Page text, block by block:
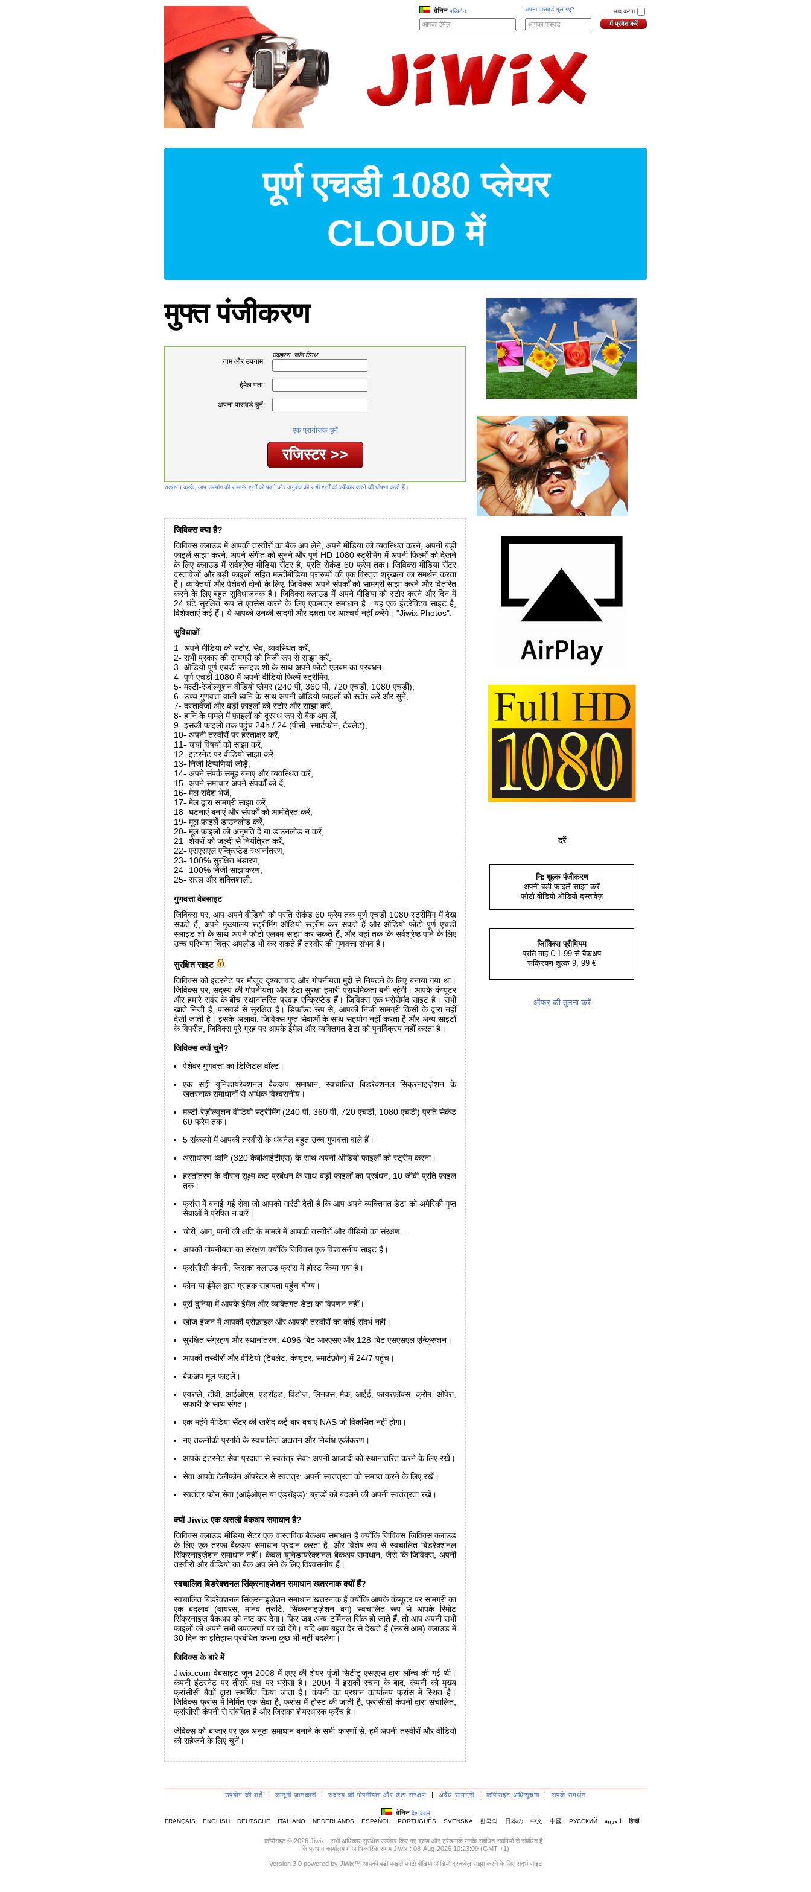
बेनिन परिवर्तन अपना पासवर्ड भूल गए? याद करना
पूर्ण एचडी 1080 प्लेयर
CLOUD में
मुफ्त पंजीकरण
नाम और उपनाम:
उदाहरण: जॉन स्मिथ
ईमेल पता:
अपना पासवर्ड चुनें:
एक प्रायोजक चुनें
सत्यापन करके, आप उपयोग की सामान्य शर्तों को पढ़ने और अनुबंध की सभी शर्तों को स्वीकार करने की घोषणा करते हैं।
जिविक्स क्या है?
जिविक्स क्लाउड में आपकी तस्वीरों का बैक अप लेने, अपने मीडिया को व्यवस्थित करने, अपनी बड़ी
फाइलें साझा करने, अपने संगीत को सुनने और पूर्ण HD 1080 स्ट्रीमिंग में अपनी फिल्मों को देखने
के लिए क्लाउड में सर्वश्रेष्ठ मीडिया सेंटर है, प्रति सेकंड 60 फ्रेम तक। जिविक्स मीडिया सेंटर
दस्तावेजों और बड़ी फाइलों सहित मल्टीमीडिया प्रारूपों की एक विस्तृत श्रृंखला का समर्थन करता
है। व्यक्तियों और पेशेवरों दोनों के लिए, जिविक्स अपने संपर्कों को सामग्री साझा करने और वितरित
करने के लिए बहुत सुविधाजनक है। जिविक्स क्लाउड में अपने मीडिया को स्टोर करने और दिन में
24 घंटे सुरक्षित रूप से एक्सेस करने के लिए एकमात्र समाधान है। यह एक इंटरेक्टिव साइट है,
विशेषताएं कई हैं। ये आपको उनकी सादगी और दक्षता पर आश्चर्य नहीं करेंगे। "Jiwix Photos".
सुविधाओं
1- अपने मीडिया को स्टोर, सेव, व्यवस्थित करें,
2- सभी प्रकार की सामग्री को निजी रूप से साझा करें,
3- ऑडियो पूर्ण एचडी स्लाइड शो के साथ अपने फोटो एलबम का प्रबंधन,
4- पूर्ण एचडी 1080 में अपनी वीडियो फिल्में स्ट्रीमिंग,
5- मल्टी-रेज़ोल्यूशन वीडियो प्लेयर (240 पी, 360 पी, 720 एचडी, 1080 एचडी),
6- उच्च गुणवत्ता वाली ध्वनि के साथ अपनी ऑडियो फ़ाइलों को स्टोर करें और सुनें,
7- दस्तावेजों और बड़ी फ़ाइलों को स्टोर और साझा करें,
8- हानि के मामले में फ़ाइलों को दूरस्थ रूप से बैक अप लें,
9- इसकी फाइलों तक पहुंच 24h / 24 (पीसी, स्मार्टफोन, टैबलेट),
10- अपनी तस्वीरों पर हस्ताक्षर करें,
11- चर्चा विषयों को साझा करें,
12- इंटरनेट पर वीडियो साझा करें,
13- निजी टिप्पणियां जोड़ें,
14- अपने संपर्क समूह बनाएं और व्यवस्थित करें,
15- अपने समाचार अपने संपर्कों को दें,
16- मेल संदेश भेजें,
17- मेल द्वारा सामग्री साझा करें,
18- घटनाएं बनाएं और संपर्कों को आमंत्रित करें,
19- मूल फाइलें डाउनलोड करें,
20- मूल फ़ाइलों को अनुमति दें या डाउनलोड न करें,
21- शेयरों को जल्दी से नियंत्रित करें,
22- एसएसएल एन्क्रिप्टेड स्थानांतरण,
23- 100% सुरक्षित भंडारण,
24- 100% निजी साझाकरण,
25- सरल और शक्तिशाली.
गुणवत्ता वेबसाइट
जिविक्स पर, आप अपने वीडियो को प्रति सेकंड 60 फ्रेम तक पूर्ण एचडी 1080 स्ट्रीमिंग में देख
सकते हैं, अपने मुख्यालय स्ट्रीमिंग ऑडियो स्ट्रीम कर सकते हैं और ऑडियो फोटो पूर्ण एचडी
स्लाइड शो के साथ अपने फोटो एलबम साझा कर सकते हैं, और यहां तक कि सर्वश्रेष्ठ पाने के लिए
उच्च परिभाषा चित्र अपलोड भी कर सकते हैं तस्वीर की गुणवत्ता संभव है।
सुरक्षित साइट
जिविक्स को इंटरनेट पर मौजूद दृश्यतावाद और गोपनीयता मुद्दों से निपटने के लिए बनाया गया था।
जिविक्स पर, सदस्य की गोपनीयता और डेटा सुरक्षा हमारी प्राथमिकता बनी रहेगी। आपके कंप्यूटर
और हमारे सर्वर के बीच स्थानांतरित प्रवाह एन्क्रिप्टेड हैं। जिविक्स एक भरोसेमंद साइट है। सभी
खाते निजी हैं, पासवर्ड से सुरक्षित हैं। डिफ़ॉल्ट रूप से, आपकी निजी सामग्री किसी के द्वारा नहीं
देखी जाती है। इसके अलावा, जिविक्स गुप्त सेवाओं के साथ सहयोग नहीं करता है और अन्य साइटों
के विपरीत, जिविक्स पूरे ग्रह पर आपके ईमेल और व्यक्तिगत डेटा को पुनर्विक्रय नहीं करता है।
जिविक्स क्यों चुनें?
पेशेवर गुणवत्ता का डिजिटल वॉल्ट।
एक सही यूनिडायरेक्शनल बैकअप समाधान, स्वचालित बिडरेक्शनल सिंक्रनाइज़ेशन के
खतरनाक समाधानों से अधिक विश्वसनीय।
मल्टी-रेज़ोल्यूशन वीडियो स्ट्रीमिंग (240 पी, 360 पी, 720 एचडी, 1080 एचडी) प्रति सेकंड
60 फ्रेम तक।
5 संकल्पों में आपकी तस्वीरों के थंबनेल बहुत उच्च गुणवत्ता वाले हैं।
असाधारण ध्वनि (320 केबीआईटीएस) के साथ अपनी ऑडियो फाइलों को स्ट्रीम करना।
हस्तांतरण के दौरान सूक्ष्म कट प्रबंधन के साथ बड़ी फाइलों का प्रबंधन, 10 जीबी प्रति फ़ाइल
तक।
फ्रांस में बनाई गई सेवा जो आपको गारंटी देती है कि आप अपने व्यक्तिगत डेटा को अमेरिकी गुप्त
सेवाओं में प्रेषित न करें।
चोरी, आग, पानी की क्षति के मामले में आपकी तस्वीरों और वीडियो का संरक्षण ...
आपकी गोपनीयता का संरक्षण क्योंकि जिविक्स एक विश्वसनीय साइट है।
फ्रांसीसी कंपनी, जिसका क्लाउड फ्रांस में होस्ट किया गया है।
फोन या ईमेल द्वारा ग्राहक सहायता पहुंच योग्य।
पूरी दुनिया में आपके ईमेल और व्यक्तिगत डेटा का विपणन नहीं।
खोज इंजन में आपकी प्रोफ़ाइल और आपकी तस्वीरों का कोई संदर्भ नहीं।
सुरक्षित संग्रहण और स्थानांतरण: 4096-बिट आरएसए और 128-बिट एसएसएल एन्क्रिप्शन।
आपकी तस्वीरों और वीडियो (टैबलेट, कंप्यूटर, स्मार्टफ़ोन) में 24/7 पहुंच।
बैकअप मूल फाइलें।
एयरप्ले, टीवी, आईओएस, एंड्रॉइड, विंडोज, लिनक्स, मैक, आईई, फ़ायरफ़ॉक्स, क्रोम, ओपेरा,
सफारी के साथ संगत।
एक महंगे मीडिया सेंटर की खरीद कई बार बचाएं NAS जो विकसित नहीं होगा।
नए तकनीकी प्रगति के स्वचालित अद्यतन और निर्बाध एकीकरण।
आपके इंटरनेट सेवा प्रदाता से स्वतंत्र सेवा: अपनी आजादी को स्थानांतरित करने के लिए रखें।
सेवा आपके टेलीफोन ऑपरेटर से स्वतंत्र: अपनी स्वतंत्रता को समाप्त करने के लिए रखें।
स्वतंत्र फोन सेवा (आईओएस या एंड्रॉइड): ब्रांडों को बदलने की अपनी स्वतंत्रता रखें।
क्यों Jiwix एक असली बैकअप समाधान है?
जिविक्स क्लाउड मीडिया सेंटर एक वास्तविक बैकअप समाधान है क्योंकि जिविक्स जिविक्स क्लाउड
के लिए एक तरफा बैकअप समाधान प्रदान करता है, और विशेष रूप से स्वचालित बिडरेक्शनल
सिंक्रनाइज़ेशन समाधान नहीं। केवल यूनिडायरेक्शनल बैकअप समाधान, जैसे कि जिविक्स, अपनी
तस्वीरों और वीडियो का बैक अप लेने के लिए विश्वसनीय हैं।
स्वचालित बिडरेक्शनल सिंक्रनाइज़ेशन समाधान खतरनाक क्यों हैं?
स्वचालित बिडरेक्शनल सिंक्रनाइज़ेशन समाधान खतरनाक हैं क्योंकि आपके कंप्यूटर पर सामग्री का
एक बदलाव (वायरस, मानव त्रुटि, सिंक्रनाइज़ेशन बग) स्वचालित रूप से आपके रिमोट
सिंक्रनाइज़ बैकअप को नष्ट कर देगा। फिर जब अन्य टर्मिनल सिंक हो जाते हैं, तो आप अपनी सभी
फाइलों को अपने सभी उपकरणों पर खो देंगे। यदि आप बहुत देर से देखते हैं (सबसे आम) क्लाउड में
30 दिन का इतिहास प्रबंधित करना कुछ भी नहीं बदलेगा।
जिविक्स के बारे में
Jiwix.com वेबसाइट जून 2008 में एएए की शेयर पूंजी सिटीटू एसएएस द्वारा लॉन्च की गई थी।
कंपनी इंटरनेट पर तीसरे पक्ष पर भरोसा है। 2004 में इसकी रचना के बाद, कंपनी को मुख्य
फ्रांसीसी बैंकों द्वारा समर्थित किया जाता है। कंपनी का प्रधान कार्यालय फ्रांस में स्थित है।
जिविक्स फ्रांस में निर्मित एक सेवा है, फ्रांस में होस्ट की जाती है, फ्रांसीसी कंपनी द्वारा संचालित,
फ्रांसीसी कंपनी से संबंधित है और जिसका शेयरधारक फ्रेंच है।
जेविक्स को बाजार पर एक अनूठा समाधान बनाने के सभी कारणों से, हमें अपनी तस्वीरों और वीडियो
को सहेजने के लिए चुनें।
दरें
नि: शुल्क पंजीकरण
अपनी बड़ी फाइलें साझा करें
फोटो वीडियो ऑडियो दस्तावेज़
जिवििक्स प्रीमियम
प्रति माह € 1.99 से बैकअप
सक्रियण शुल्क 9, 99 €
ऑफ़र की तुलना करें
उपयोग की शर्तें | कानूनी जानकारी | सदस्य की गोपनीयता और डेटा संरक्षण | अवैध सामग्री | कॉपीराइट अधिसूचना | संपर्क समर्थन
बेनिन देश बदलें
FRANÇAIS
ENGLISH DEUTSCHE ITALIANO NEDERLANDS ESPAÑOL PORTUGUÊS SVENSKA 한국의 日本の 中文 中國 РУССКИЙ العربية हिन्दी
कॉपीराइट © 2026 Jiwix - सभी अधिकार सुरक्षित उल्लेख किए गए ब्रांड और ट्रेडमार्क उनके संबंधित स्वामियों से संबंधित हैं।
के प्रधान कार्यालय में आधिकारिक समय Jiwix : 08-Aug-2026 10:23:09 (GMT +1)
Version 3.0 powered by Jiwix™ आपकी बड़ी फाइलें फोटो वीडियो ऑडियो दस्तावेज़ साझा करने के लिए संदर्भ साइट